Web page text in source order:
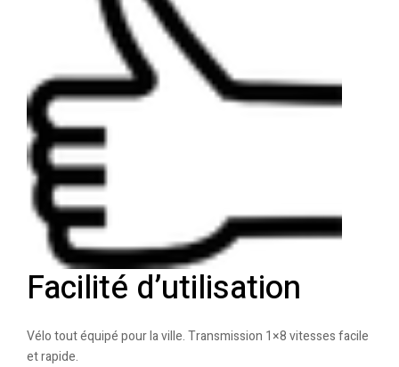
Facilité d’utilisation
Vélo tout équipé pour la ville. Transmission 1×8 vitesses facile
et rapide.